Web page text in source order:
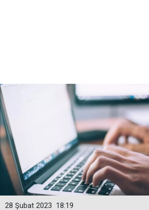
18:19
28 Şubat 2023